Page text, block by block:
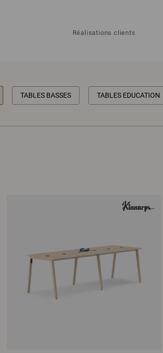
Réalisations clients
TABLES BASSES TABLES EDUCATION